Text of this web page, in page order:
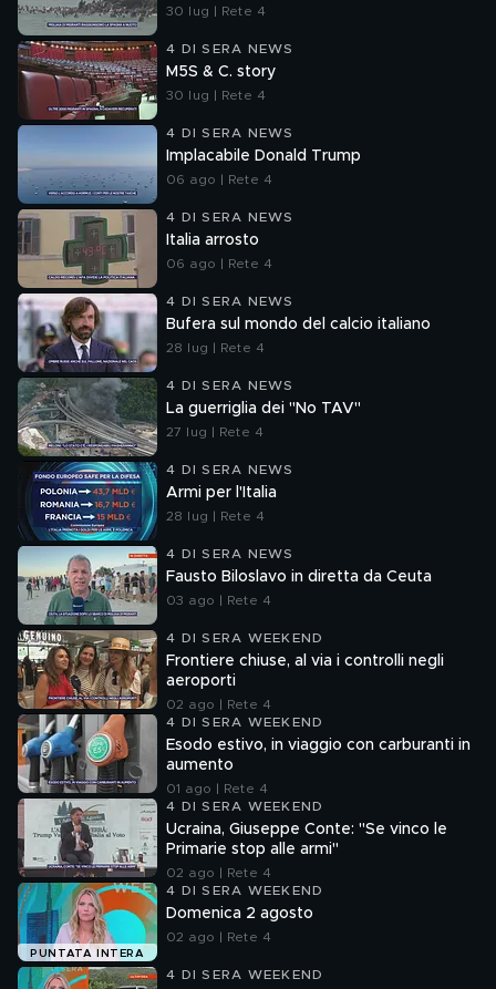
30 lug | Rete 4
4 DI SERA NEWS
M5S & C. story
30 lug | Rete 4
4 DI SERA NEWS
Implacabile Donald Trump
06 ago | Rete 4
4 DI SERA NEWS
Italia arrosto
06 ago | Rete 4
4 DI SERA NEWS
Bufera sul mondo del calcio italiano
28 lug | Rete 4
4 DI SERA NEWS
La guerriglia dei "No TAV"
27 lug | Rete 4
4 DI SERA NEWS
Armi per l'Italia
28 lug | Rete 4
4 DI SERA NEWS
Fausto Biloslavo in diretta da Ceuta
03 ago | Rete 4
4 DI SERA WEEKEND
Frontiere chiuse, al via i controlli negli
aeroporti
02 ago | Rete 4
4 DI SERA WEEKEND
Esodo estivo, in viaggio con carburanti in
aumento
01 ago | Rete 4
4 DI SERA WEEKEND
Ucraina, Giuseppe Conte: "Se vinco le
Primarie stop alle armi"
02 ago | Rete 4
PUNTATA INTERA
4 DI SERA WEEKEND
Domenica 2 agosto
02 ago | Rete 4
4 DI SERA WEEKEND